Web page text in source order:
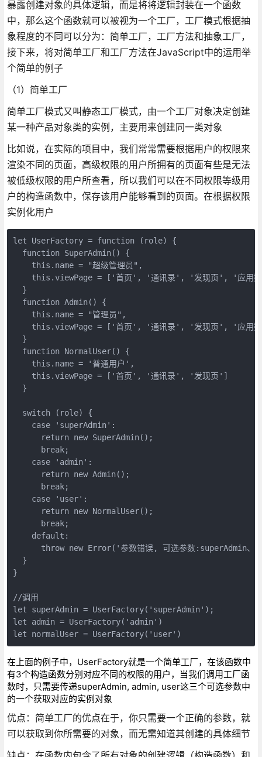
暴露创建对象的具体逻辑，而是将将逻辑封装在一个函数
中，那么这个函数就可以被视为一个工厂，工厂模式根据抽
象程度的不同可以分为：简单工厂，工厂方法和抽象工厂，
接下来，将对简单工厂和工厂方法在JavaScript中的运用举
个简单的例子
（1）简单工厂
简单工厂模式又叫静态工厂模式，由一个工厂对象决定创建
某一种产品对象类的实例，主要用来创建同一类对象
比如说，在实际的项目中，我们常常需要根据用户的权限来
渲染不同的页面，高级权限的用户所拥有的页面有些是无法
被低级权限的用户所查看，所以我们可以在不同权限等级用
户的构造函数中，保存该用户能够看到的页面。在根据权限
实例化用户
let UserFactory = function (role) {
  function SuperAdmin() {
    this.name = "超级管理员",
this.viewPage = ['首页', '通讯录', '发现页', '应用
  }
  function Admin() {
    this.name = "管理员",
this.viewPage = ['首页', '通讯录', '发现页', '应用
  }
  function NormalUser() {
    this.name = '普通用户',
    this.viewPage = ['首页', '通讯录', '发现页']
  }
  switch (role) {
    case 'superAdmin':
      return new SuperAdmin();
      break;
    case 'admin':
      return new Admin();
      break;
    case 'user':
      return new NormalUser();
      break;
    default:
throw new Error('参数错误, 可选参数:superAdmin、
  }
}
//调用
let superAdmin = UserFactory('superAdmin');
let admin = UserFactory('admin')
let normalUser = UserFactory('user')
在上面的例子中，UserFactory就是一个简单工厂，在该函数中
有3个构造函数分别对应不同的权限的用户，当我们调用工厂函
数时，只需要传递superAdmin, admin, user这三个可选参数中
的一个获取对应的实例对象
优点：简单工厂的优点在于，你只需要一个正确的参数，就
可以获取到你所需要的对象，而无需知道其创建的具体细节